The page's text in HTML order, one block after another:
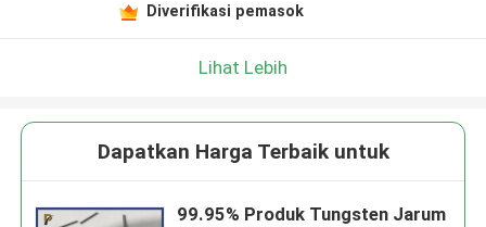
Diverifikasi pemasok
Lihat Lebih
Dapatkan Harga Terbaik untuk
99.95% Produk Tungsten Jarum